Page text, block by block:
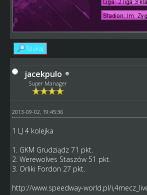
Szukaj
jacekpulo
Super Manager
2013-09-02, 19:45:36
1 LJ 4 kolejka
1. GKM Grudziądz 71 pkt.
2. Werewolves Staszów 51 pkt.
3. Orliki Fordon 27 pkt.
http://www.speedway-world.pl/